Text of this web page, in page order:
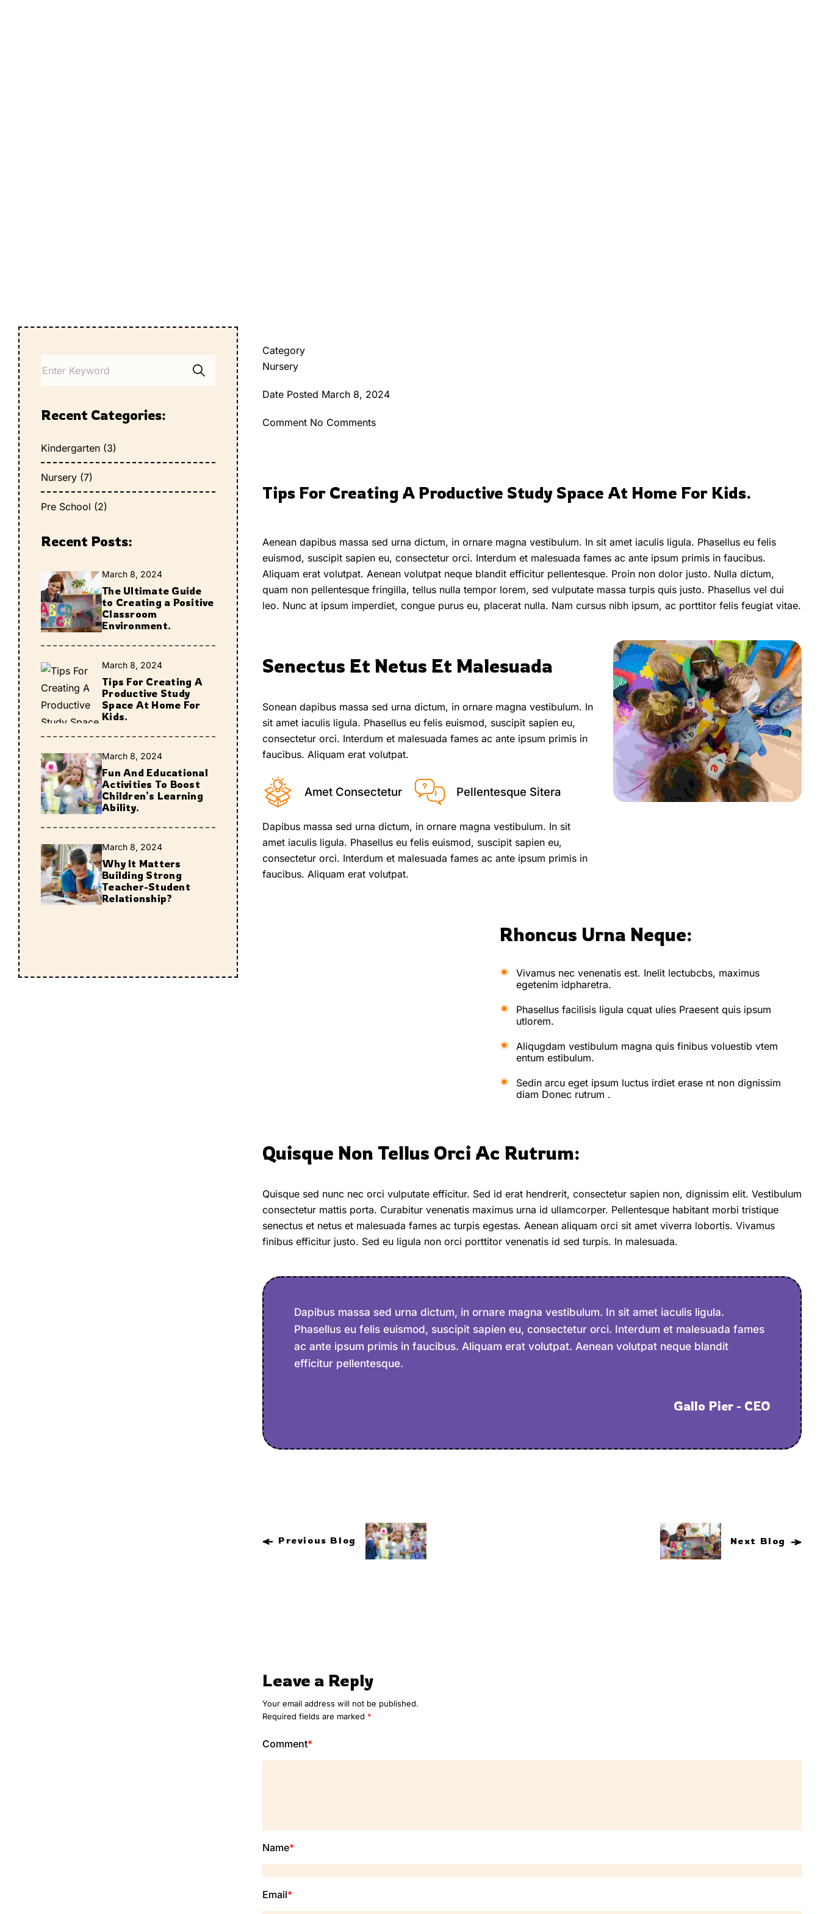
Category
Nursery
Date Posted March 8, 2024
Comment No Comments
Tips For Creating A Productive Study Space At Home For Kids.
Aenean dapibus massa sed urna dictum, in ornare magna vestibulum. In sit amet iaculis ligula. Phasellus eu felis
euismod, suscipit sapien eu, consectetur orci. Interdum et malesuada fames ac ante ipsum primis in faucibus.
Aliquam erat volutpat. Aenean volutpat neque blandit efficitur pellentesque. Proin non dolor justo. Nulla dictum,
quam non pellentesque fringilla, tellus nulla tempor lorem, sed vulputate massa turpis quis justo. Phasellus vel dui
leo. Nunc at ipsum imperdiet, congue purus eu, placerat nulla. Nam cursus nibh ipsum, ac porttitor felis feugiat vitae.
Senectus Et Netus Et Malesuada
Sonean dapibus massa sed urna dictum, in ornare magna vestibulum. In
sit amet iaculis ligula. Phasellus eu felis euismod, suscipit sapien eu,
consectetur orci. Interdum et malesuada fames ac ante ipsum primis in
faucibus. Aliquam erat volutpat.
Amet Consectetur Pellentesque Sitera
Dapibus massa sed urna dictum, in ornare magna vestibulum. In sit
amet iaculis ligula. Phasellus eu felis euismod, suscipit sapien eu,
consectetur orci. Interdum et malesuada fames ac ante ipsum primis in
faucibus. Aliquam erat volutpat.
Rhoncus Urna Neque:
Vivamus nec venenatis est. Inelit lectubcbs, maximus
egetenim idpharetra.
Phasellus facilisis ligula cquat ulies Praesent quis ipsum
utlorem.
Aliqugdam vestibulum magna quis finibus voluestib vtem
entum estibulum.
Sedin arcu eget ipsum luctus irdiet erase nt non dignissim
diam Donec rutrum .
Quisque Non Tellus Orci Ac Rutrum:
Quisque sed nunc nec orci vulputate efficitur. Sed id erat hendrerit, consectetur sapien non, dignissim elit. Vestibulum
consectetur mattis porta. Curabitur venenatis maximus urna id ullamcorper. Pellentesque habitant morbi tristique
senectus et netus et malesuada fames ac turpis egestas. Aenean aliquam orci sit amet viverra lobortis. Vivamus
finibus efficitur justo. Sed eu ligula non orci porttitor venenatis id sed turpis. In malesuada.
Dapibus massa sed urna dictum, in ornare magna vestibulum. In sit amet iaculis ligula.
Phasellus eu felis euismod, suscipit sapien eu, consectetur orci. Interdum et malesuada fames
ac ante ipsum primis in faucibus. Aliquam erat volutpat. Aenean volutpat neque blandit
efficitur pellentesque.
Gallo Pier - CEO
Previous Blog Next Blog
Leave a Reply
Your email address will not be published.
Required fields are marked *
Comment*
Name*
Email*
Recent Categories:
Kindergarten (3)
Nursery (7)
Pre School (2)
Recent Posts:
March 8, 2024
The Ultimate Guide
to Creating a Positive
Classroom
Environment.
March 8, 2024
Tips For Creating A
Productive Study
Space At Home For
Kids.
March 8, 2024
Fun And Educational
Activities To Boost
Children’s Learning
Ability.
March 8, 2024
Why It Matters
Building Strong
Teacher-Student
Relationship?